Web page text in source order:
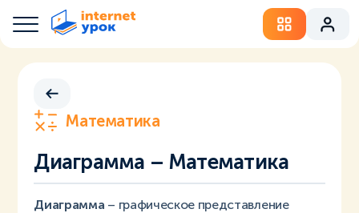
Математика
Диаграмма – Математика
Диаграмма – графическое представление